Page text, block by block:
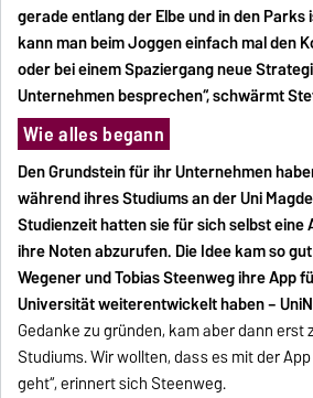
gerade entlang der Elbe und in den
kann man beim Joggen einfach mal den
oder bei einem Spaziergang neue
Unternehmen besprechen“, schwärmt
Wie alles begann
Den Grundstein für ihr Unternehmen
während ihres Studiums an der Uni
Studienzeit hatten sie für sich selbst eine
ihre Noten abzurufen. Die Idee kam so
Wegener und Tobias Steenweg ihre App
Universität weiterentwickelt haben –
Gedanke zu gründen, kam aber dann erst
Studiums. Wir wollten, dass es mit der
geht“, erinnert sich Steenweg.